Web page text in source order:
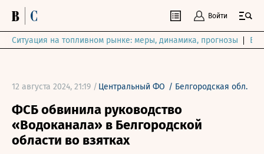
Войти
Ситуация на топливном рынке: меры, динамика, прогнозы
12 августа 2024, 21:19 / Центральный ФО / Белгородская обл.
ФСБ обвинила руководство
«Водоканала» в Белгородской
области во взятках